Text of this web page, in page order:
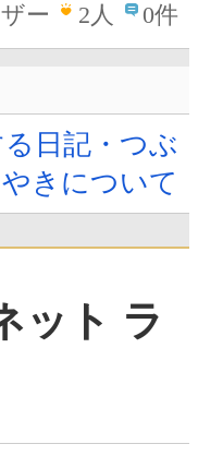
ー
2人 0件
日記・つぶ
やきについて
ット ラ